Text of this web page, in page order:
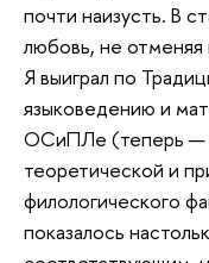
почти наизусть. В
любовь, не отменяя
Я выиграл по
языковедению и
ОСиПЛе (теперь —
теоретической и
филологического
показалось